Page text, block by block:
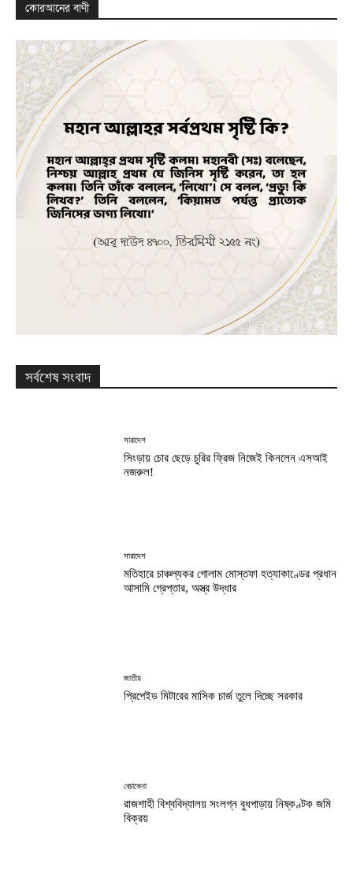
কোরআনের বাণী
সর্বশেষ সংবাদ
সারাদেশ
সিংড়ায় চোর ছেড়ে চুরির ফ্রিজ নিজেই কিনলেন এসআই
নজরুল!
সারাদেশ
মতিহারে চাঞ্চল্যকর গোলাম মোস্তফা হত্যাকাণ্ডের প্রধান
আসামি গ্রেপ্তার, অস্ত্র উদ্ধার
জাতীয়
প্রিপেইড মিটারের মাসিক চার্জ তুলে দিচ্ছে সরকার
বেচাকেনা
রাজশাহী বিশ্ববিদ্যালয় সংলগ্ন বুধপাড়ায় নিষ্কণ্টক জমি
বিক্রয়